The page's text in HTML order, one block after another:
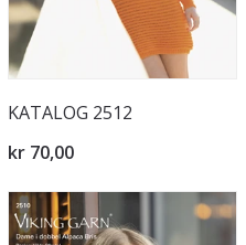
KATALOG 2512
kr 70,00